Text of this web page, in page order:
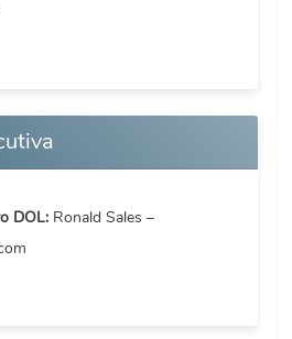
DOL: Ronald Sales –